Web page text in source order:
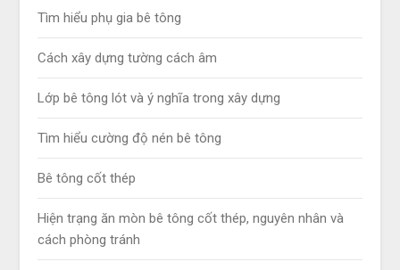
Tìm hiểu phụ gia bê tông
Cách xây dựng tường cách âm
Lớp bê tông lót và ý nghĩa trong xây dựng
Tìm hiểu cường độ nén bê tông
Bê tông cốt thép
Hiện trạng ăn mòn bê tông cốt thép, nguyên nhân và
cách phòng tránh